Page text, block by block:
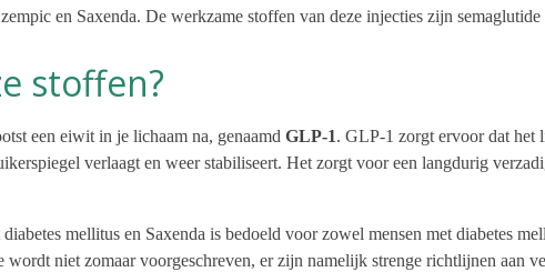
en Saxenda. De werkzame stoffen van deze injecties zijn
stoffen?
een eiwit in je lichaam na, genaamd GLP-1. GLP-1 zorgt ervoor dat het
verlaagt en weer stabiliseert. Het zorgt voor een langdurig
mellitus en Saxenda is bedoeld voor zowel mensen met diabetes
wordt niet zomaar voorgeschreven, er zijn namelijk strenge richtlijnen aan